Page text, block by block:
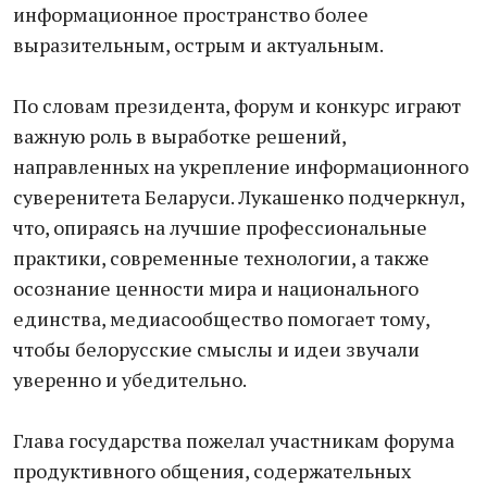
информационное пространство более
выразительным, острым и актуальным.
По словам президента, форум и конкурс играют
важную роль в выработке решений,
направленных на укрепление информационного
суверенитета Беларуси. Лукашенко подчеркнул,
что, опираясь на лучшие профессиональные
практики, современные технологии, а также
осознание ценности мира и национального
единства, медиасообщество помогает тому,
чтобы белорусские смыслы и идеи звучали
уверенно и убедительно.
Глава государства пожелал участникам форума
продуктивного общения, содержательных